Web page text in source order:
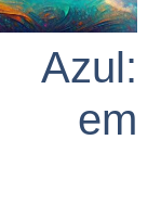
Azul:
em